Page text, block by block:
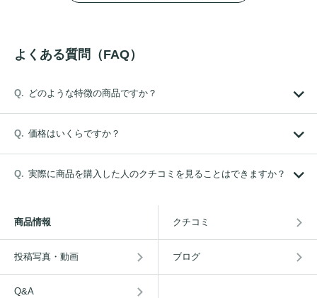
よくある質問（FAQ）
どのような特徴の商品ですか？
価格はいくらですか？
実際に商品を購入した人のクチコミを見ることはできますか？
商品情報 クチコミ
投稿写真・動画 ブログ
Q&A